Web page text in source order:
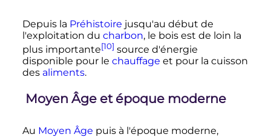
Depuis la Préhistoire jusqu'au début de
l'exploitation du charbon, le bois est de loin la
plus importante[10] source d'énergie
disponible pour le chauffage et pour la cuisson
des aliments.
Moyen Âge et époque moderne
Au Moyen Âge puis à l'époque moderne,